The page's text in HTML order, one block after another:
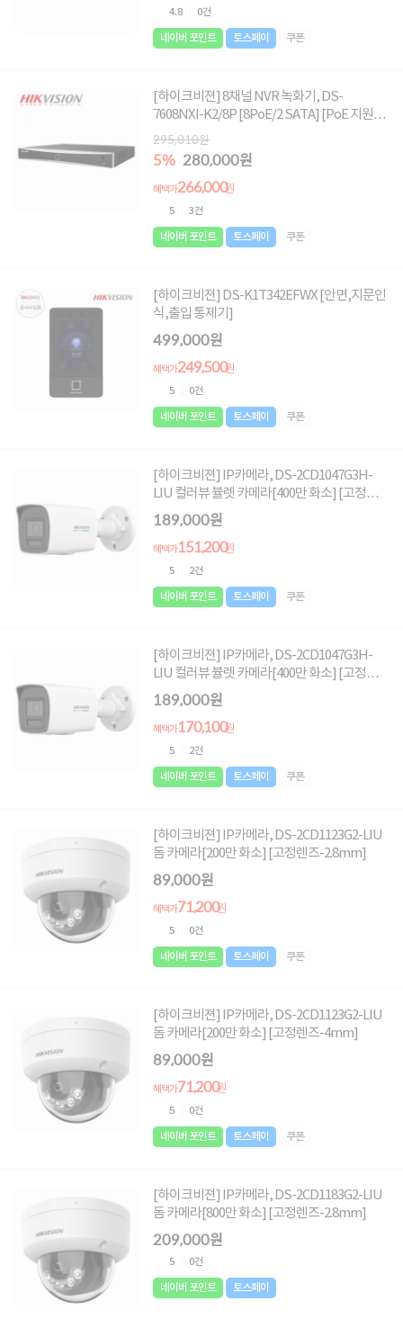
4.8 0건
네이버 포인트 토스페이 쿠폰
[하이크비젼] 8채널 NVR 녹화기, DS-
7608NXI-K2/8P [8PoE/2 SATA] [PoE 지원]
[하드미포함]
295,010원
5% 280,000원
혜택가266,000원
5 3건
네이버 포인트 토스페이 쿠폰
[하이크비젼] DS-K1T342EFWX [안면,지문인
식,출입 통제기]
499,000원
혜택가249,500원
5 0건
네이버 포인트 토스페이 쿠폰
[하이크비젼] IP카메라, DS-2CD1047G3H-
LIU 컬러뷰 뷸렛 카메라[400만 화소] [고정렌
즈-2.8mm]
189,000원
혜택가151,200원
5 2건
네이버 포인트 토스페이 쿠폰
[하이크비젼] IP카메라, DS-2CD1047G3H-
LIU 컬러뷰 뷸렛 카메라[400만 화소] [고정렌
즈-4mm]
189,000원
혜택가170,100원
5 2건
네이버 포인트 토스페이 쿠폰
[하이크비젼] IP카메라, DS-2CD1123G2-LIU
돔 카메라[200만 화소] [고정렌즈-2.8mm]
89,000원
혜택가71,200원
5 0건
네이버 포인트 토스페이 쿠폰
[하이크비젼] IP카메라, DS-2CD1123G2-LIU
돔 카메라[200만 화소] [고정렌즈-4mm]
89,000원
혜택가71,200원
5 0건
네이버 포인트 토스페이 쿠폰
[하이크비젼] IP카메라, DS-2CD1183G2-LIU
돔 카메라[800만 화소] [고정렌즈-2.8mm]
209,000원
5 0건
네이버 포인트 토스페이